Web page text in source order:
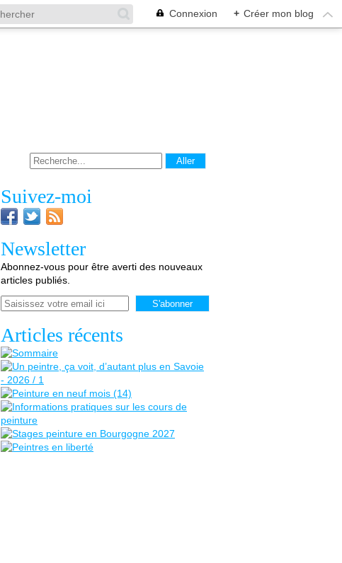
Connexion + Créer mon blog
Suivez-moi
Newsletter
Abonnez-vous pour être averti des nouveaux
articles publiés.
Email
Articles récents